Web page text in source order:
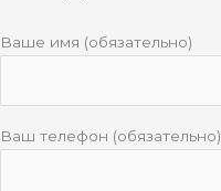
Ваше имя (обязательно)
Ваш телефон (обязательно)